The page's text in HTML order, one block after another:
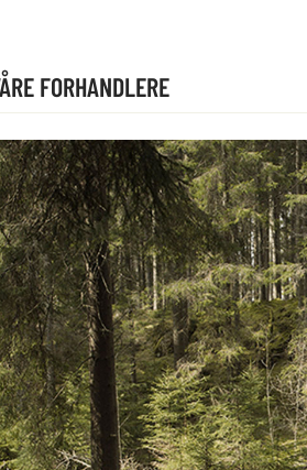
FORHANDLERE